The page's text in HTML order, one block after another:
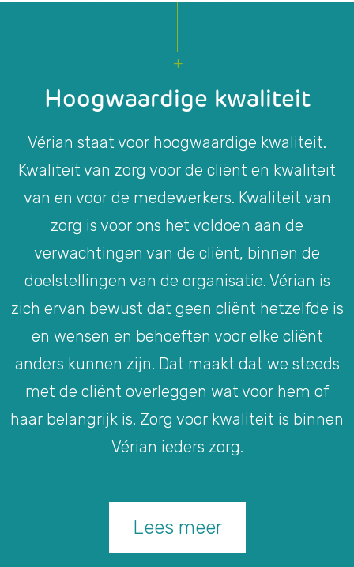
Hoogwaardige kwaliteit
Vérian staat voor hoogwaardige kwaliteit.
Kwaliteit van zorg voor de cliënt en kwaliteit
van en voor de medewerkers. Kwaliteit van
zorg is voor ons het voldoen aan de
verwachtingen van de cliënt, binnen de
doelstellingen van de organisatie. Vérian is
zich ervan bewust dat geen cliënt hetzelfde is
en wensen en behoeften voor elke cliënt
anders kunnen zijn. Dat maakt dat we steeds
met de cliënt overleggen wat voor hem of
haar belangrijk is. Zorg voor kwaliteit is binnen
Vérian ieders zorg.
Lees meer